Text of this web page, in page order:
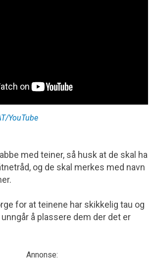
YouTube
med teiner, så husk at de skal ha
og de skal merkes med navn
for at teinene har skikkelig tau og
unngår å plassere dem der det er
Annonse: